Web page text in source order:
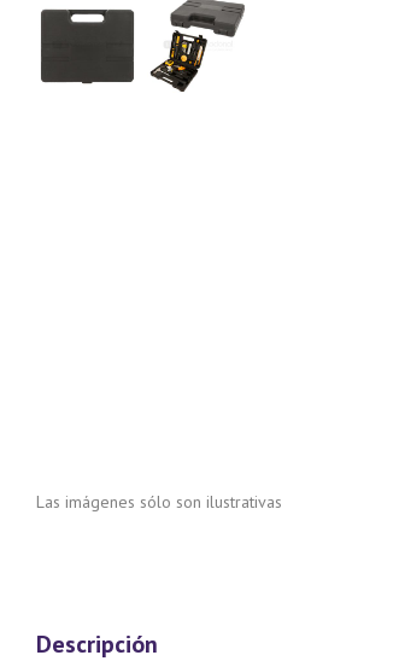
Las imágenes sólo son ilustrativas
Descripción